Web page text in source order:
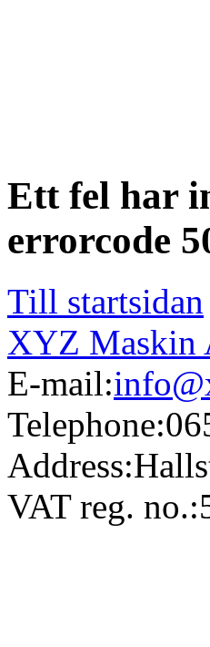
Ett fel har
errorcode
Till startsidan
XYZ Maskin
E-mail:
Telephone:
Address:
VAT reg. no.: